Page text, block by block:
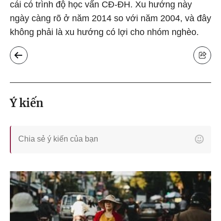
cái có trình độ học vấn CĐ-ĐH. Xu hướng này
ngày càng rõ ở năm 2014 so với năm 2004, và đây
không phải là xu hướng có lợi cho nhóm nghèo.
Ý kiến